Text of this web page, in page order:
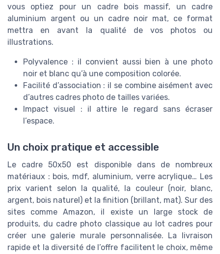
vous optiez pour un cadre bois massif, un cadre
aluminium argent ou un cadre noir mat, ce format
mettra en avant la qualité de vos photos ou
illustrations.
Polyvalence : il convient aussi bien à une photo
noir et blanc qu’à une composition colorée.
Facilité d’association : il se combine aisément avec
d’autres cadres photo de tailles variées.
Impact visuel : il attire le regard sans écraser
l’espace.
Un choix pratique et accessible
Le cadre 50x50 est disponible dans de nombreux
matériaux : bois, mdf, aluminium, verre acrylique… Les
prix varient selon la qualité, la couleur (noir, blanc,
argent, bois naturel) et la finition (brillant, mat). Sur des
sites comme Amazon, il existe un large stock de
produits, du cadre photo classique au lot cadres pour
créer une galerie murale personnalisée. La livraison
rapide et la diversité de l’offre facilitent le choix, même